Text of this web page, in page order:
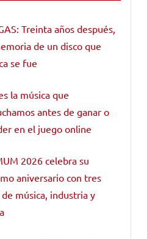
Treinta años después,
de un disco que
se fue
la música que
antes de ganar o
en el juego online
2026 celebra su
aniversario con tres
de música, industria y